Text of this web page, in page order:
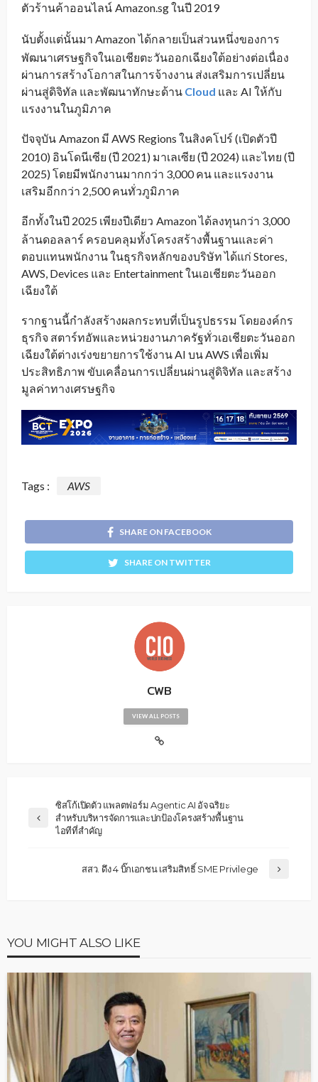
ตัวร้านค้าออนไลน์ Amazon.sg ในปี 2019
นับตั้งแต่นั้นมา Amazon ได้กลายเป็นส่วนหนึ่งของการ
พัฒนาเศรษฐกิจในเอเชียตะวันออกเฉียงใต้อย่างต่อเนื่อง
ผ่านการสร้างโอกาสในการจ้างงาน ส่งเสริมการเปลี่ยน
ผ่านสู่ดิจิทัล และพัฒนาทักษะด้าน Cloud และ AI ให้กับ
แรงงานในภูมิภาค
ปัจจุบัน Amazon มี AWS Regions ในสิงคโปร์ (เปิดตัวปี
2010) อินโดนีเซีย (ปี 2021) มาเลเซีย (ปี 2024) และไทย (ปี
2025) โดยมีพนักงานมากกว่า 3,000 คน และแรงงาน
เสริมอีกกว่า 2,500 คนทั่วภูมิภาค
อีกทั้งในปี 2025 เพียงปีเดียว Amazon ได้ลงทุนกว่า 3,000
ล้านดอลลาร์ ครอบคลุมทั้งโครงสร้างพื้นฐานและค่า
ตอบแทนพนักงาน ในธุรกิจหลักของบริษัท ได้แก่ Stores,
AWS, Devices และ Entertainment ในเอเชียตะวันออก
เฉียงใต้
รากฐานนี้กำลังสร้างผลกระทบที่เป็นรูปธรรม โดยองค์กร
ธุรกิจ สตาร์ทอัพและหน่วยงานภาครัฐทั่วเอเชียตะวันออก
เฉียงใต้ต่างเร่งขยายการใช้งาน AI บน AWS เพื่อเพิ่ม
ประสิทธิภาพ ขับเคลื่อนการเปลี่ยนผ่านสู่ดิจิทัล และสร้าง
มูลค่าทางเศรษฐกิจ
Tags : AWS
SHARE ON FACEBOOK
SHARE ON TWITTER
CWB
VIEW ALL POSTS
ซิสโก้เปิดตัว แพลตฟอร์ม Agentic AI อัจฉริยะ
สำหรับบริหารจัดการและปกป้องโครงสร้างพื้นฐาน
ไอทีที่สำคัญ
สสว. ดึง 4 บิ๊กเอกชน เสริมสิทธิ์ SME Privilege
YOU MIGHT ALSO LIKE